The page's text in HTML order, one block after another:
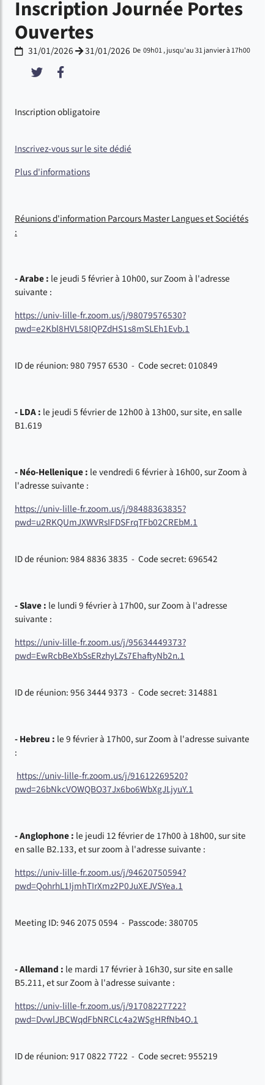
Inscription Journée Portes
Ouvertes
Du 31/01/2026
au 31/01/2026 De 09h01 , jusqu'au 31 janvier à 17h00
Partager sur Twitter
Partager sur Facebook
Inscription obligatoire
Inscrivez-vous sur le site dédié
Plus d'informations
Réunions d'information Parcours Master Langues et Sociétés
:
- Arabe : le jeudi 5 février à 10h00, sur Zoom à l'adresse
suivante :
https://univ-lille-fr.zoom.us/j/98079576530?
pwd=e2Kbl8HVL58IQPZdHS1s8mSLEh1Evb.1
ID de réunion: 980 7957 6530 - Code secret: 010849
- LDA : le jeudi 5 février de 12h00 à 13h00, sur site, en salle
B1.619
- Néo-Hellenique : le vendredi 6 février à 16h00, sur Zoom à
l'adresse suivante :
https://univ-lille-fr.zoom.us/j/98488363835?
pwd=u2RKQUmJXWVRsIFDSFrqTFb02CREbM.1
ID de réunion: 984 8836 3835 - Code secret: 696542
- Slave : le lundi 9 février à 17h00, sur Zoom à l'adresse
suivante :
https://univ-lille-fr.zoom.us/j/95634449373?
pwd=EwRcbBeXbSsERzhyLZs7EhaftyNb2n.1
ID de réunion: 956 3444 9373 - Code secret: 314881
- Hebreu : le 9 février à 17h00, sur Zoom à l'adresse suivante
:
https://univ-lille-fr.zoom.us/j/91612269520?
pwd=26bNkcVOWQBO37Jx6bo6WbXgJLjyuY.1
- Anglophone: le jeudi 12 février de 17h00 à 18h00, sur site
en salle B2.133, et sur zoom à l'adresse suivante :
https://univ-lille-fr.zoom.us/j/94620750594?
pwd=QohrhL1IjmhTIrXmz2P0JuXEJVSYea.1
Meeting ID: 946 2075 0594 - Passcode: 380705
- Allemand : le mardi 17 février à 16h30, sur site en salle
B5.211, et sur Zoom à l'adresse suivante :
https://univ-lille-fr.zoom.us/j/91708227722?
pwd=DvwlJBCWqdFbNRCLc4a2WSgHRfNb4O.1
ID de réunion: 917 0822 7722 - Code secret: 955219